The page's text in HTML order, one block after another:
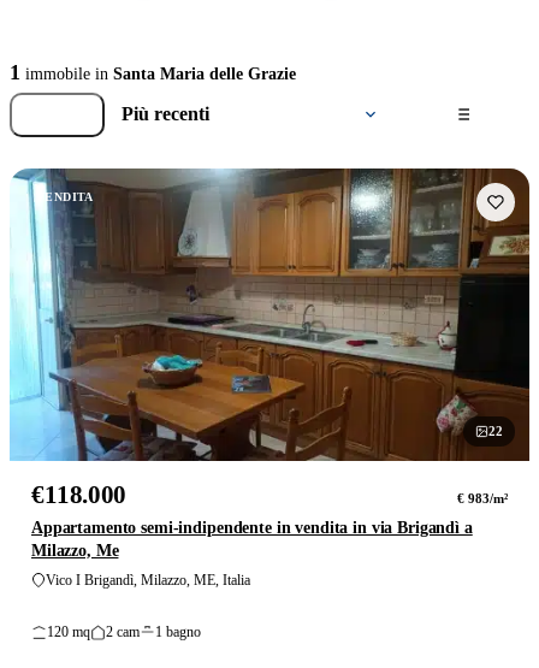
1 immobile in Santa Maria delle Grazie
VENDITA
22
foto
€118.000 € 983/m²
Appartamento semi-indipendente in vendita in via Brigandì a
Milazzo, Me
Vico I Brigandì, Milazzo, ME, Italia
120 mq 2 cam 1 bagno